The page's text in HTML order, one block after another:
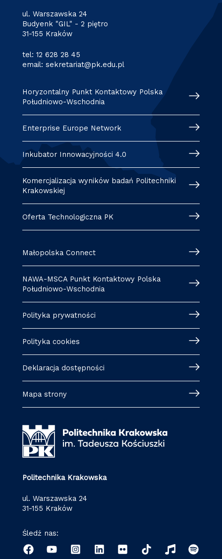
ul. Warszawska 24
Budyenk "GIL" - 2 piętro
31-155 Kraków
tel: 12 628 28 45
email: sekretariat@pk.edu.pl
Horyzontalny Punkt Kontaktowy Polska
Południowo-Wschodnia
Enterprise Europe Network
Inkubator Innowacyjności 4.0
Komercjalizacja wyników badań Politechniki
Krakowskiej
Oferta Technologiczna PK
Małopolska Connect
NAWA-MSCA Punkt Kontaktowy Polska
Południowo-Wschodnia
Polityka prywatności
Polityka cookies
Deklaracja dostępności
Mapa strony
Politechnika Krakowska
ul. Warszawska 24
31-155 Kraków
Śledź nas: